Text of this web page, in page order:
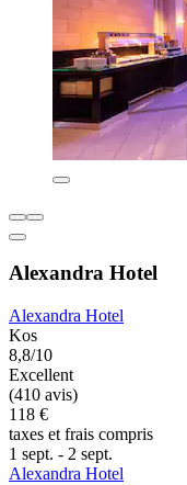
Alexandra Hotel
Alexandra Hotel
Kos
8,8/10
Excellent
(410 avis)
118 €
taxes et frais compris
1 sept. - 2 sept.
Alexandra Hotel